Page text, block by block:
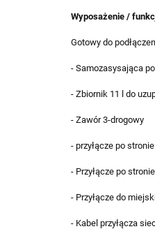
Wyposażenie /
Gotowy do
- Samozasysająca
- Zbiornik 11 l do
- Zawór 3-drogowy
- przyłącze po
- Przyłącze po
- Przyłącze do
- Kabel przyłącza